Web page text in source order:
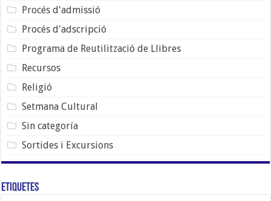
Procés d'admissió
Procés d'adscripció
Programa de Reutilització de Llibres
Recursos
Religió
Setmana Cultural
Sin categoría
Sortides i Excursions
Etiquetes